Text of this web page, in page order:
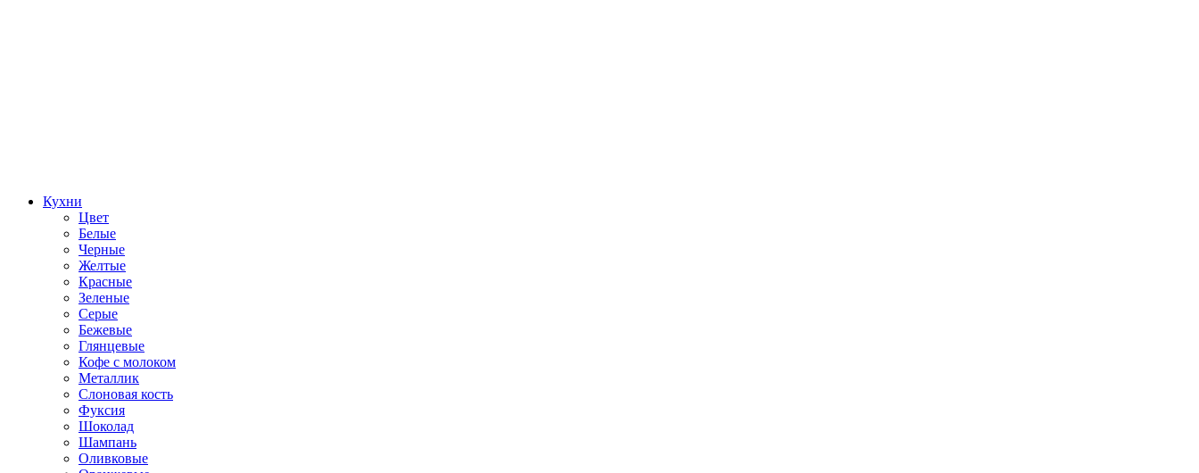
Кухни
Цвет
Белые
Черные
Желтые
Красные
Зеленые
Серые
Бежевые
Глянцевые
Кофе с молоком
Металлик
Слоновая кость
Фуксия
Шоколад
Шампань
Оливковые